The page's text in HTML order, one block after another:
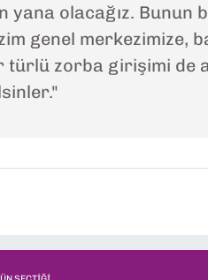
yana olacağız. Bunun
genel merkezimize,
türlü zorba girişimi de